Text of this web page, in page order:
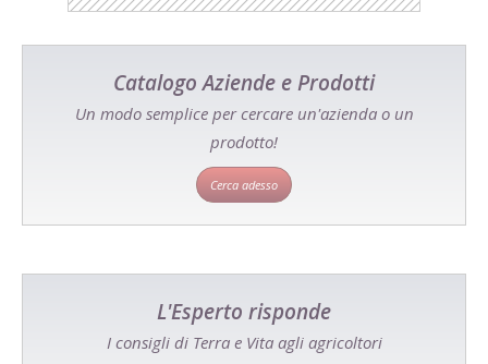
Catalogo Aziende e Prodotti
Un modo semplice per cercare un'azienda o un
prodotto!
Cerca adesso
L'Esperto risponde
I consigli di Terra e Vita agli agricoltori